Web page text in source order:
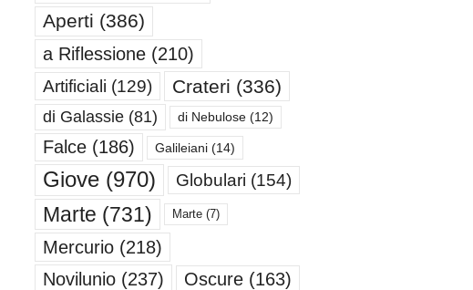
Aperti (386)
a Riflessione(210)
Artificiali (129) Crateri (336)
di Galassie(81) di Nebulose(12)
Falce(186) Galileiani(14)
Giove(970) Globulari (154)
Marte (731) Marte(7)
Mercurio(218)
Novilunio(237) Oscure(163)